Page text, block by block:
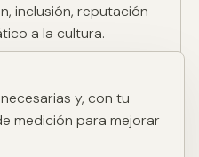
inclusión, reputación
a la cultura.
y, con tu
medición para mejorar